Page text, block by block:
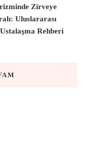
Zirveye
Uluslararası
Rehberi